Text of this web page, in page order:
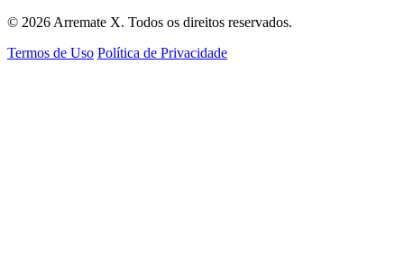
© 2026 Arremate X. Todos os direitos reservados.
Termos de Uso Política de Privacidade